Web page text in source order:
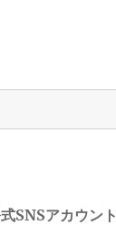
SNSアカウント